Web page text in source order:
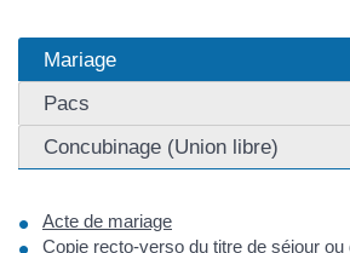
Mariage
Pacs
Concubinage (Union libre)
Acte de mariage
Copie recto-verso du titre de séjour ou